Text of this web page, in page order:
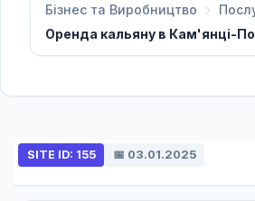
Бізнес та Виробництво
Оренда кальяну в Кам'янці-
SITE ID: 155 📅 03.01.2025